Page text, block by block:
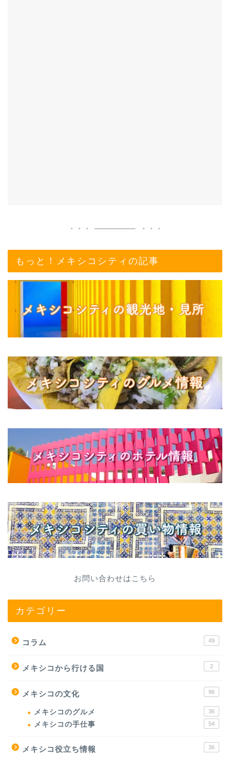
もっと！メキシコシティの記事
お問い合わせはこちら
カテゴリー
コラム 49
メキシコから行ける国 2
メキシコの文化 96
メキシコのグルメ 36
メキシコの手仕事 54
メキシコ役立ち情報 36